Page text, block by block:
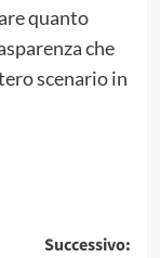
quanto
che
scenario in
Successivo: